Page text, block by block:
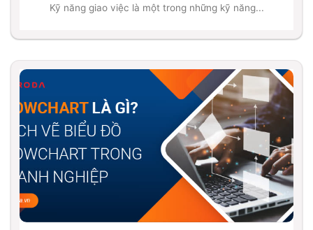
Kỹ năng giao việc là một trong những kỹ năng...